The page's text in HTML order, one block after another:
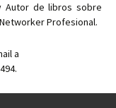
Autor de libros sobre
Profesional.
a